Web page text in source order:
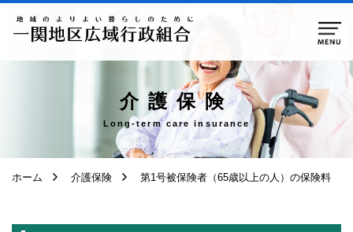
介護保険
Long-term care insurance
ホーム 介護保険 第1号被保険者（65歳以上の人）の保険料